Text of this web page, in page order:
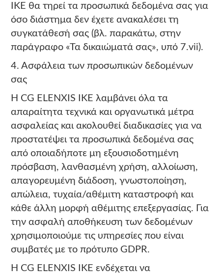
ΙΚΕ θα τηρεί τα προσωπικά δεδομένα σας για
όσο διάστημα δεν έχετε ανακαλέσει τη
συγκατάθεσή σας (βλ. παρακάτω, στην
παράγραφο «Τα δικαιώματά σας», υπό 7.vii).
4. Ασφάλεια των προσωπικών δεδομένων
σας
Η CG ELENXIS ΙΚΕ λαμβάνει όλα τα
απαραίτητα τεχνικά και οργανωτικά μέτρα
ασφαλείας και ακολουθεί διαδικασίες για να
προστατέψει τα προσωπικά δεδομένα σας
από οποιαδήποτε μη εξουσιοδοτημένη
πρόσβαση, λανθασμένη χρήση, αλλοίωση,
απαγορευμένη διάδοση, γνωστοποίηση,
απώλεια, τυχαία/αθέμιτη καταστροφή και
κάθε άλλη μορφή αθέμιτης επεξεργασίας. Για
την ασφαλή αποθήκευση των δεδομένων
χρησιμοποιούμε τις υπηρεσίες που είναι
συμβατές με το πρότυπο GDPR.
Η CG ELENXIS ΙΚΕ ενδέχεται να